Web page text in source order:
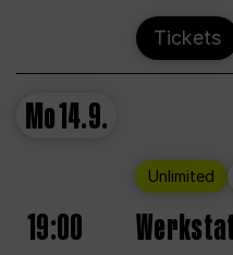
Tickets
Mo14.9.
Unlimited
19:00